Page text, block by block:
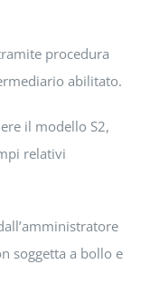
procedura
abilitato.
il modello S2,
relativi
soggetta a bollo e